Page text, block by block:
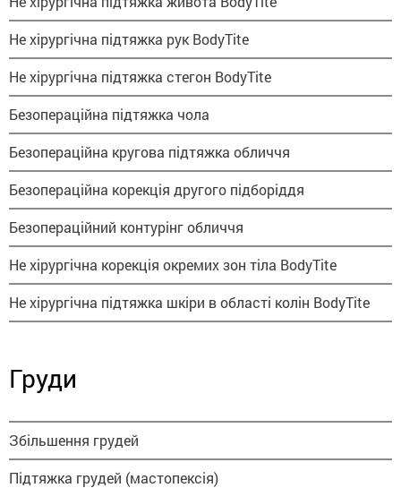
Не хірургічна підтяжка рук BodyTite
Не хірургічна підтяжка стегон BodyTite
Безопераційна підтяжка чола
Безопераційна кругова підтяжка обличчя
Безопераційна корекція другого підборіддя
Безопераційний контурінг обличчя
Не хірургічна корекція окремих зон тіла BodyTite
Не хірургічна підтяжка шкіри в області колін BodyTite
Груди
Збільшення грудей
Підтяжка грудей (мастопексія)